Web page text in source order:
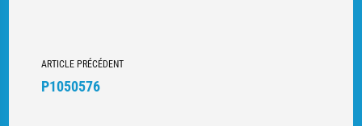
Navigation
vers
ARTICLE PRÉCÉDENT
P1050576